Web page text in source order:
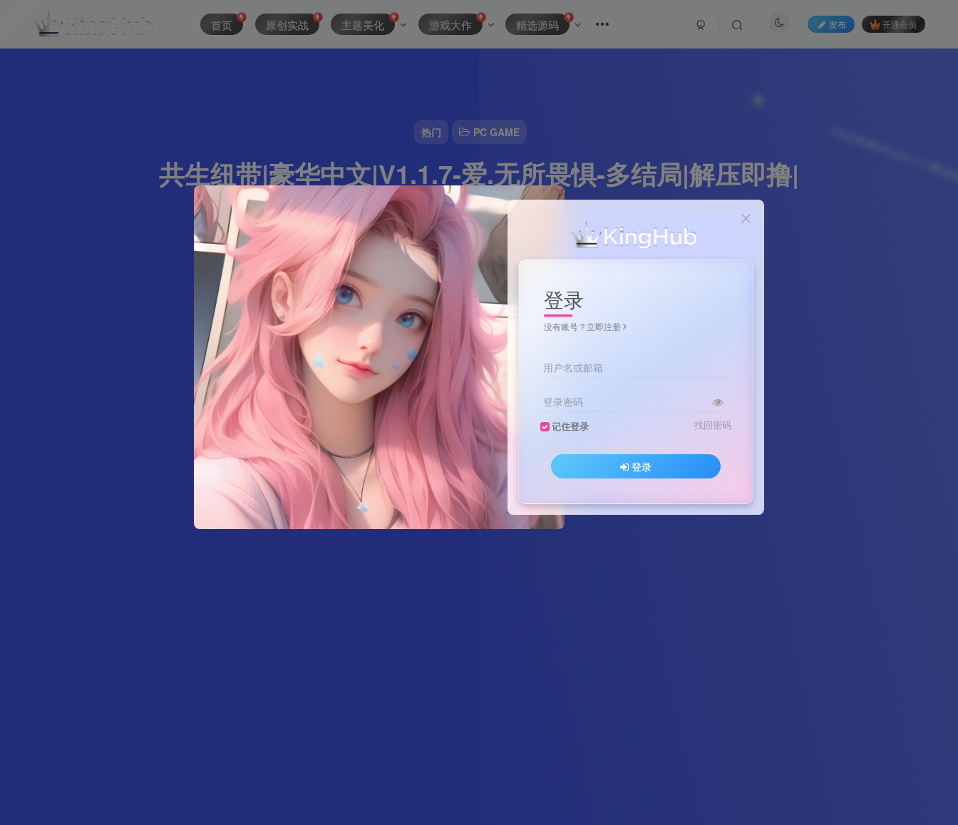
热门 PC GAME
共生纽带|豪华中文|V1.1.7-爱.无所畏惧-多结局|解压即撸|
891字 5分钟 2024-10-10 资源主理人 该作者已发布15265篇文章
首页 原创实战 主题美化 游戏大作 精选源码 发布 开通会员
登录
没有账号？立即注册
用户名或邮箱
登录密码
记住登录 找回密码
登录